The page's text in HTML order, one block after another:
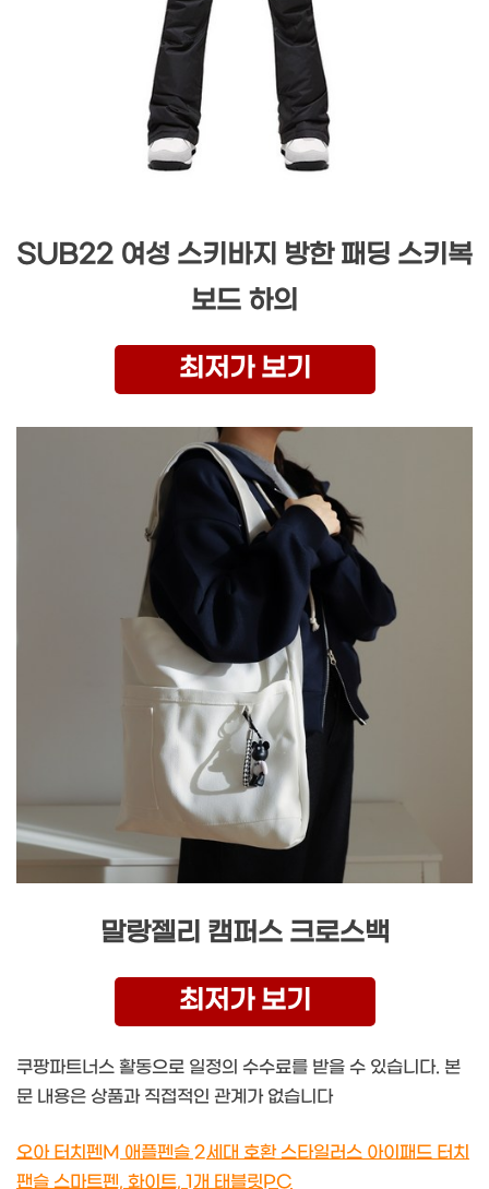
SUB22 여성 스키바지 방한 패딩 스키복
보드 하의
최저가 보기
말랑젤리 캠퍼스 크로스백
최저가 보기
쿠팡파트너스 활동으로 일정의 수수료를 받을 수 있습니다. 본
문 내용은 상품과 직접적인 관계가 없습니다
오아 터치펜M 애플펜슬 2세대 호환 스타일러스 아이패드 터치
팬슬 스마트펜, 화이트, 1개 태블릿PC